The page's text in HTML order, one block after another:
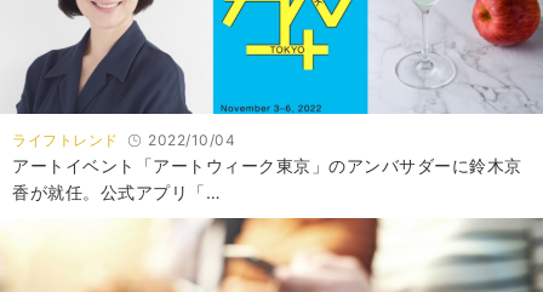
ライフトレンド 2022/10/04
アートイベント「アートウィーク東京」のアンバサダーに鈴木京
香が就任。公式アプリ「…